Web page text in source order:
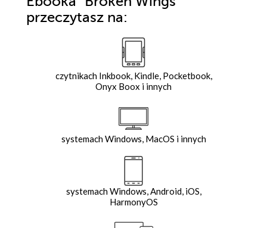
przeczytasz na:
czytnikach Inkbook, Kindle, Pocketbook,
Onyx Boox i innych
systemach Windows, MacOS i innych
systemach Windows, Android, iOS,
HarmonyOS